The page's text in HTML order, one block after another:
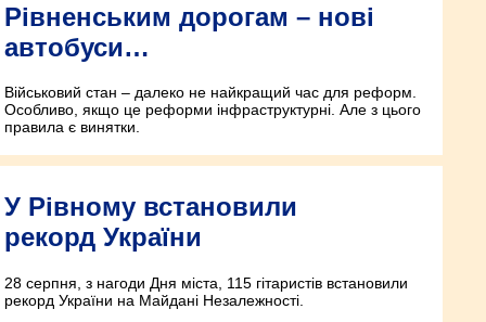
Рівненським дорогам – нові
автобуси…
Військовий стан – далеко не найкращий час для реформ.
Особливо, якщо це реформи інфраструктурні. Але з цього
правила є винятки.
У Рівному встановили
рекорд України
28 серпня, з нагоди Дня міста, 115 гітаристів встановили
рекорд України на Майдані Незалежності.